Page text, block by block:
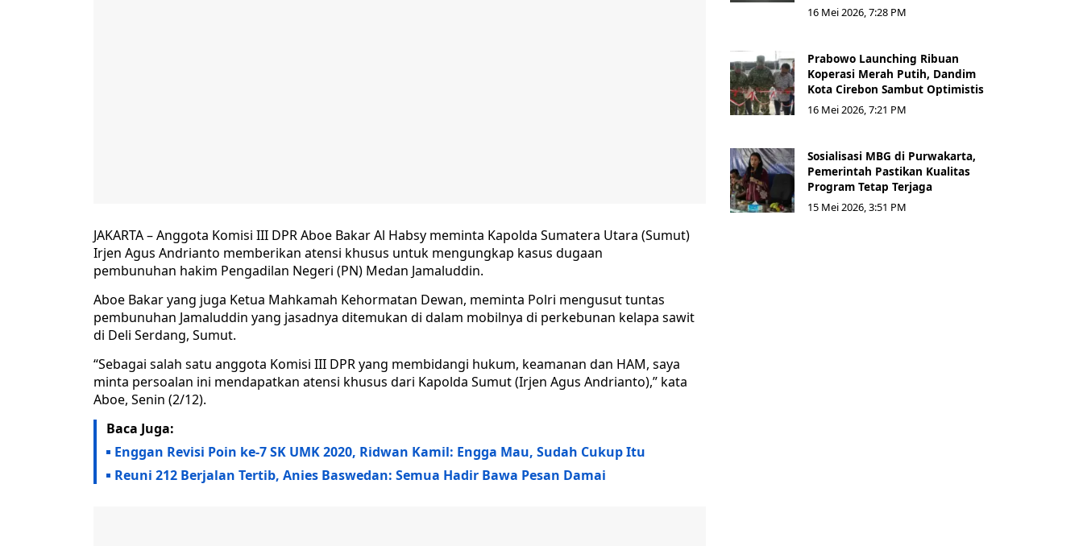
JAKARTA – Anggota Komisi III DPR Aboe Bakar Al Habsy meminta Kapolda Sumatera Utara (Sumut)
Irjen Agus Andrianto memberikan atensi khusus untuk mengungkap kasus dugaan
pembunuhan hakim Pengadilan Negeri (PN) Medan Jamaluddin.
Aboe Bakar yang juga Ketua Mahkamah Kehormatan Dewan, meminta Polri mengusut tuntas
pembunuhan Jamaluddin yang jasadnya ditemukan di dalam mobilnya di perkebunan kelapa sawit
di Deli Serdang, Sumut.
“Sebagai salah satu anggota Komisi III DPR yang membidangi hukum, keamanan dan HAM, saya
minta persoalan ini mendapatkan atensi khusus dari Kapolda Sumut (Irjen Agus Andrianto),” kata
Aboe, Senin (2/12).
Baca Juga:
Enggan Revisi Poin ke-7 SK UMK 2020, Ridwan Kamil: Engga Mau, Sudah Cukup Itu
Reuni 212 Berjalan Tertib, Anies Baswedan: Semua Hadir Bawa Pesan Damai
16 Mei 2026, 7:28 PM
Prabowo Launching Ribuan
Koperasi Merah Putih, Dandim
Kota Cirebon Sambut Optimistis
16 Mei 2026, 7:21 PM
Sosialisasi MBG di Purwakarta,
Pemerintah Pastikan Kualitas
Program Tetap Terjaga
15 Mei 2026, 3:51 PM